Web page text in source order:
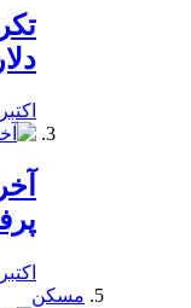
دلار 11 400
اکتبر 17, 2019
اکتبر 17, 2019
مسکن